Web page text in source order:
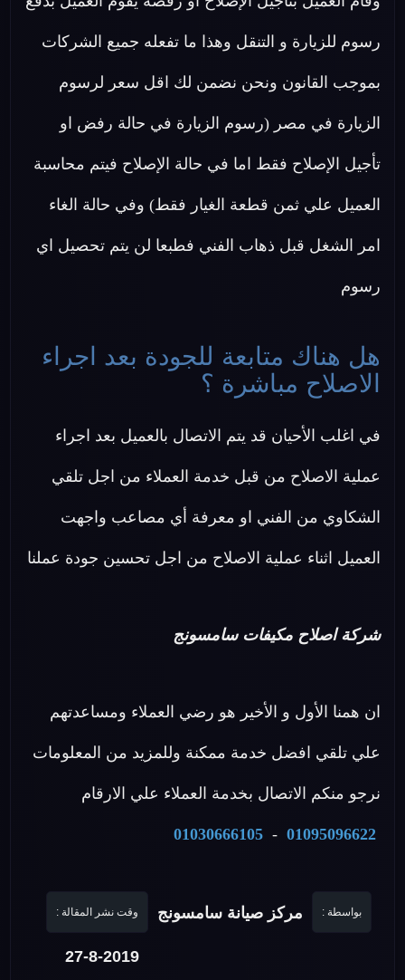
رسوم للزيارة و التنقل وهذا ما تفعله جميع الشركات
بموجب القانون ونحن نضمن لك اقل سعر لرسوم
الزيارة في مصر (رسوم الزيارة في حالة رفض او
تأجيل الإصلاح فقط اما في حالة الإصلاح فيتم محاسبة
العميل علي ثمن قطعة الغيار فقط) وفي حالة الغاء
امر الشغل قبل ذهاب الفني فطبعا لن يتم تحصيل اي
رسوم
هل هناك متابعة للجودة بعد اجراء
الاصلاح مباشرة ؟
في اغلب الأحيان قد يتم الاتصال بالعميل بعد اجراء
عملية الاصلاح من قبل خدمة العملاء من اجل تلقي
الشكاوي من الفني او معرفة أي مصاعب واجهت
العميل اثناء عملية الاصلاح من اجل تحسين جودة عملنا
شركة اصلاح مكيفات سامسونج
ان همنا الأول و الأخير هو رضي العملاء ومساعدتهم
علي تلقي افضل خدمة ممكنة وللمزيد من المعلومات
نرجو منكم الاتصال بخدمة العملاء علي الارقام
01095096622
-
01030666105
بواسطة : مركز صيانة سامسونج وقت نشر المقالة :
27-8-2019